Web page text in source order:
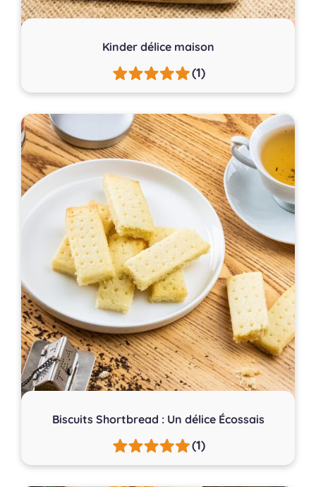
Kinder délice maison
(1)
Biscuits Shortbread : Un délice Écossais
(1)